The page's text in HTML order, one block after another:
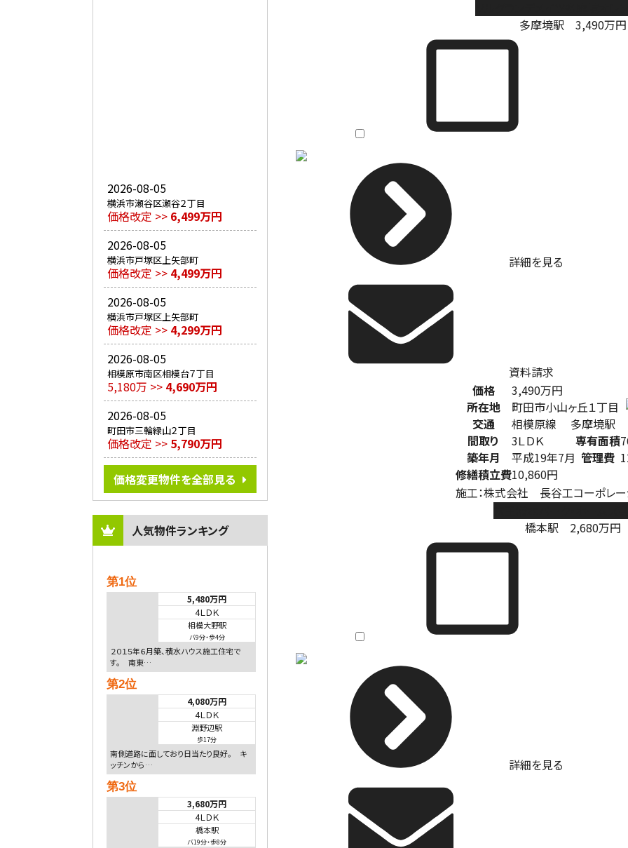
2026-08-05
横浜市瀬谷区瀬谷２丁目
価格改定 >> 6,499万円
2026-08-05
横浜市戸塚区上矢部町
価格改定 >> 4,499万円
2026-08-05
横浜市戸塚区上矢部町
価格改定 >> 4,299万円
2026-08-05
相模原市南区相模台７丁目
5,180万 >> 4,690万円
2026-08-05
町田市三輪緑山２丁目
価格改定 >> 5,790万円
価格変更物件を全部見る
人気物件ランキング
第1位
5,480万円
4ＬＤＫ
相模大野駅
バ9分・歩4分
２０１５年６月築、積水ハウス施工住宅で
す。 南東…
第2位
4,080万円
4ＬＤＫ
淵野辺駅
歩17分
南側道路に面しており日当たり良好。 キ
ッチンから…
第3位
3,680万円
4ＬＤＫ
橋本駅
バ19分・歩8分
多摩境駅
3,490万円
詳細を見る
資料請求
価格
3,490万円
所在地
町田市小山ヶ丘１丁目
交通
相模原線 多摩境駅
間取り
3ＬＤＫ 専有面積
築年月
平成19年7月 管理費
修繕積立費10,860円
施工：株式会社 長谷工コーポレー
橋本駅
2,680万円
詳細を見る